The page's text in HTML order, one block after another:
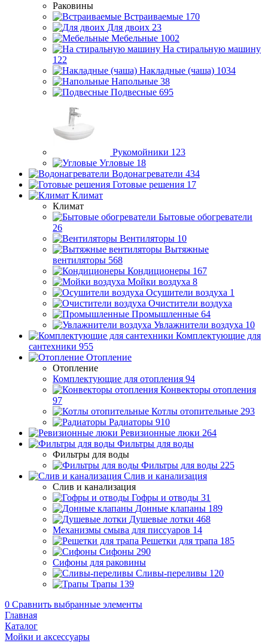
Раковины
Встраиваемые 170
Для двоих 23
Мебельные 1002
На стиральную машину
122
Накладные (чаша) 1034
Напольные 38
Подвесные 695
Рукомойники 123
Угловые 18
Водонагреватели 434
Готовые решения 17
Климат
Климат
Бытовые обогреватели
26
Вентиляторы 10
Вытяжные
вентиляторы 568
Кондиционеры 167
Мойки воздуха 8
Осушители воздуха 1
Очистители воздуха
Промышленные 64
Увлажнители воздуха 10
Комплектующие для
сантехники 955
Отопление
Отопление
Комплектующие для отопления 94
Конвекторы отопления
97
Котлы отопительные 293
Радиаторы 910
Ревизионные люки 264
Фильтры для воды
Фильтры для воды
Фильтры для воды 225
Слив и канализация
Слив и канализация
Гофры и отводы 31
Донные клапаны 189
Душевые лотки 468
Механизмы смыва для писсуаров 14
Решетки для трапа 185
Сифоны 290
Сифоны для раковины
Сливы-переливы 120
Трапы 139
0 Сравнить выбранные элементы
Главная
Каталог
Мойки и аксессуары